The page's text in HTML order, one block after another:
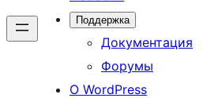
Поддержка
Документация
Форумы
О WordPress